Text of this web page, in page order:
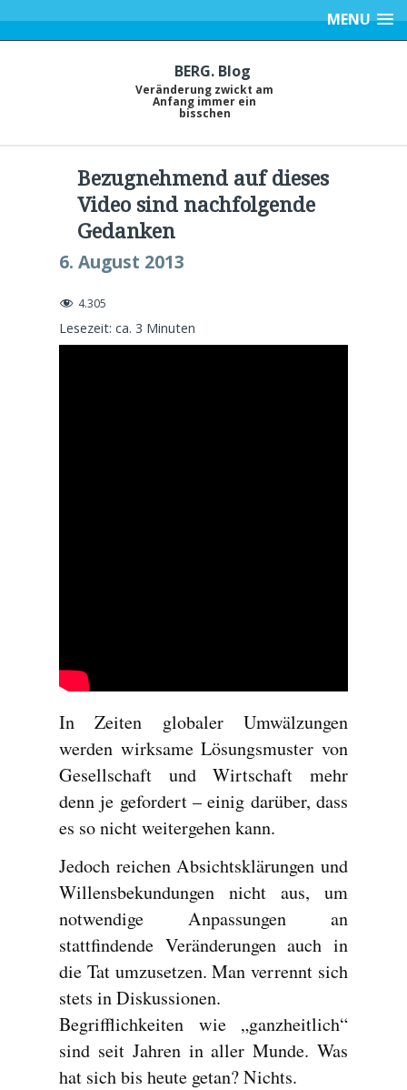
MENU
BERG. Blog
Veränderung zwickt am
Anfang immer ein
bisschen
Bezugnehmend auf dieses
Video sind nachfolgende
Gedanken
6. August 2013
4.305
Lesezeit: ca. 3 Minuten
In Zeiten globaler Umwälzungen
werden wirksame Lösungsmuster von
Gesellschaft und Wirtschaft mehr
denn je gefordert – einig darüber, dass
es so nicht weitergehen kann.
Jedoch reichen Absichtsklärungen und
Willensbekundungen nicht aus, um
notwendige Anpassungen an
stattfindende Veränderungen auch in
die Tat umzusetzen. Man verrennt sich
stets in Diskussionen.
Begrifflichkeiten wie „ganzheitlich“
sind seit Jahren in aller Munde. Was
hat sich bis heute getan? Nichts.